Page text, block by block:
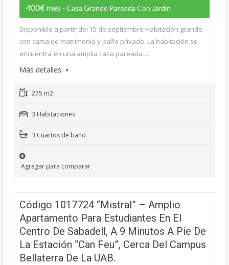
400€ mes - Casa Grande Pareada Con Jardín
Disponible a partir del 15 de septiembre Habitación grande
con cama de matrimonio y baño privado. La habitación se
encuentra en una amplia casa pareada…
Más detalles
275 m2
3 Habitaciones
3 Cuartos de baño
Agregar para comparar
Código 1017724 “Mistral” – Amplio
Apartamento Para Estudiantes En El
Centro De Sabadell, A 9 Minutos A Pie De
La Estación “Can Feu”, Cerca Del Campus
Bellaterra De La UAB.